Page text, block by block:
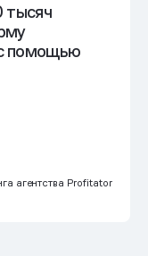
тысяч
помощью
агентства Profitator